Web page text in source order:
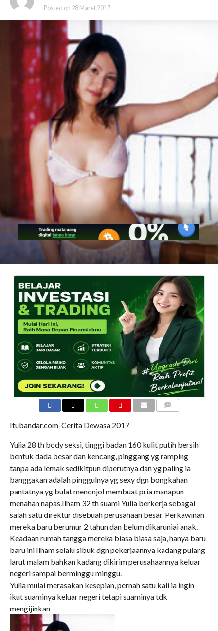
Posted on 28 Maret 2017
Itubandar.com-Cerita Dewasa 2017
Yulia 28 th body seksi, tinggi badan 160 kulit putih bersih
bentuk dada besar dan kencang, pinggang yg ramping
tanpa ada lemak sedikitpun diperutnya dan yg paling ia
banggakan adalah pinggulnya yg sexy dgn bongkahan
pantatnya yg bulat menonjol membuat pria manapun
menahan napas.Ilham 32 th suami Yulia berkerja sebagai
salah satu direktur disebuah perusahaan besar. Perkawinan
mereka baru berumur 2 tahun dan belum dikaruniai anak.
Keadaan rumah tangga mereka biasa biasa saja, hanya baru
baru ini Ilham selalu sibuk dgn pekerjaannya kadang pulang
larut malam bahkan kadang dikirim perusahaannya keluar
negeri sampai berminggu minggu.
Yulia mulai merasakan kesepian, pernah satu kali ia ingin
ikut suaminya keluar negeri tetapi suaminya tdk
mengijinkan.